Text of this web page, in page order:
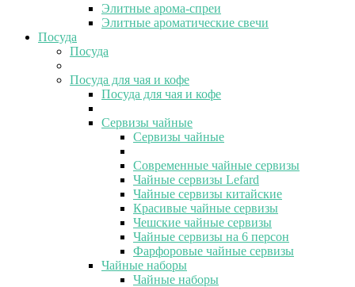
Элитные арома-спреи
Элитные ароматические свечи
Посуда
Посуда
Посуда для чая и кофе
Посуда для чая и кофе
Сервизы чайные
Сервизы чайные
Современные чайные сервизы
Чайные сервизы Lefard
Чайные сервизы китайские
Красивые чайные сервизы
Чешские чайные сервизы
Чайные сервизы на 6 персон
Фарфоровые чайные сервизы
Чайные наборы
Чайные наборы